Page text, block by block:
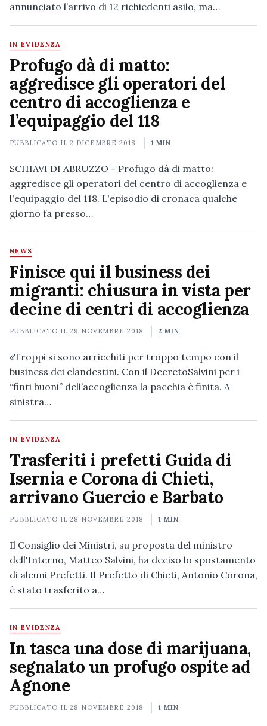
annunciato l’arrivo di 12 richiedenti asilo, ma…
IN EVIDENZA
Profugo dà di matto:
aggredisce gli operatori del
centro di accoglienza e
l’equipaggio del 118
PUBBLICATO IL2 DICEMBRE 2018 1 MIN
SCHIAVI DI ABRUZZO - Profugo dà di matto:
aggredisce gli operatori del centro di accoglienza e
l'equipaggio del 118. L'episodio di cronaca qualche
giorno fa presso…
NEWS
Finisce qui il business dei
migranti: chiusura in vista per
decine di centri di accoglienza
PUBBLICATO IL29 NOVEMBRE 2018 2 MIN
«Troppi si sono arricchiti per troppo tempo con il
business dei clandestini. Con il DecretoSalvini per i
“finti buoni” dell’accoglienza la pacchia è finita. A
sinistra…
IN EVIDENZA
Trasferiti i prefetti Guida di
Isernia e Corona di Chieti,
arrivano Guercio e Barbato
PUBBLICATO IL28 NOVEMBRE 2018 1 MIN
Il Consiglio dei Ministri, su proposta del ministro
dell'Interno, Matteo Salvini, ha deciso lo spostamento
di alcuni Prefetti. Il Prefetto di Chieti, Antonio Corona,
è stato trasferito a…
IN EVIDENZA
In tasca una dose di marijuana,
segnalato un profugo ospite ad
Agnone
PUBBLICATO IL28 NOVEMBRE 2018 1 MIN